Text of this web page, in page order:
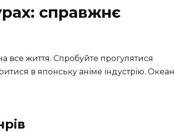
справжнє
все життя. Спробуйте прогулятися
в японську аніме індустрію. Океан